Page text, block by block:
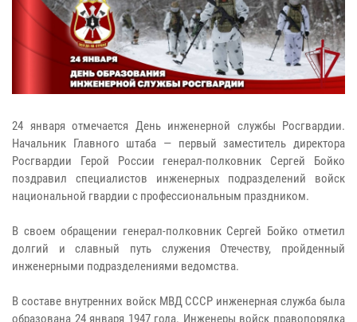
24 января отмечается День инженерной службы Росгвардии.
Начальник Главного штаба — первый заместитель директора
Росгвардии Герой России генерал-полковник Сергей Бойко
поздравил специалистов инженерных подразделений войск
национальной гвардии с профессиональным праздником.
В своем обращении генерал-полковник Сергей Бойко отметил
долгий и славный путь служения Отечеству, пройденный
инженерными подразделениями ведомства.
В составе внутренних войск МВД СССР инженерная служба была
образована 24 января 1947 года. Инженеры войск правопорядка